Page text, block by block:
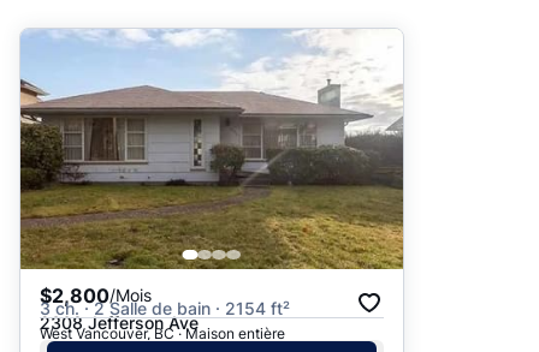
Suggéré
Date: les plus récents d’abord
Date: les plus anciens d’abord
Prix - $$$ à $
Prix - $ à $$$
$2,800/Mois
3 ch. · 2 Salle de bain · 2154 ft²
2308 Jefferson Ave
West Vancouver, BC · Maison entière